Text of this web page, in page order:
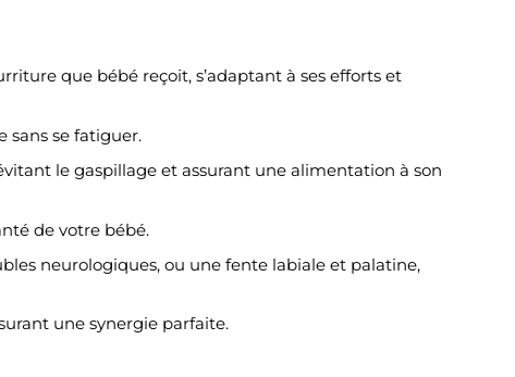
que bébé reçoit, s’adaptant à ses efforts et
sans se fatiguer.
le gaspillage et assurant une alimentation à son
de votre bébé.
neurologiques, ou une fente labiale et palatine,
une synergie parfaite.